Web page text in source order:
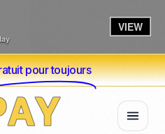
VIEW
pour toujours